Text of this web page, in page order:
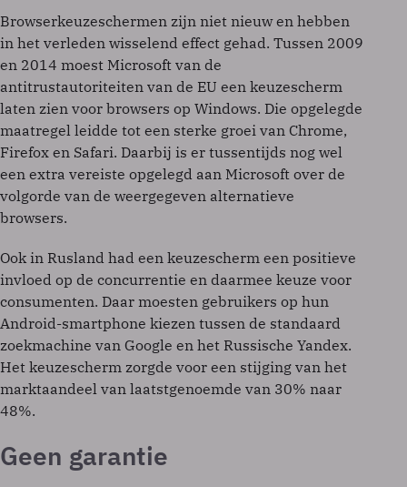
Browserkeuzeschermen zijn niet nieuw en hebben
in het verleden wisselend effect gehad. Tussen 2009
en 2014 moest Microsoft van de
antitrustautoriteiten van de EU een keuzescherm
laten zien voor browsers op Windows. Die opgelegde
maatregel leidde tot een sterke groei van Chrome,
Firefox en Safari. Daarbij is er tussentijds nog wel
een extra vereiste opgelegd aan Microsoft over de
volgorde van de weergegeven alternatieve
browsers.
Ook in Rusland had een keuzescherm een positieve
invloed op de concurrentie en daarmee keuze voor
consumenten. Daar moesten gebruikers op hun
Android-smartphone kiezen tussen de standaard
zoekmachine van Google en het Russische Yandex.
Het keuzescherm zorgde voor een stijging van het
marktaandeel van laatstgenoemde van 30% naar
48%.
Geen garantie